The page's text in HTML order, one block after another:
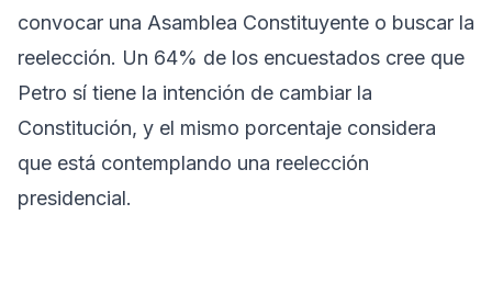
convocar una Asamblea Constituyente o buscar la
reelección. Un 64% de los encuestados cree que
Petro sí tiene la intención de cambiar la
Constitución, y el mismo porcentaje considera
que está contemplando una reelección
presidencial.